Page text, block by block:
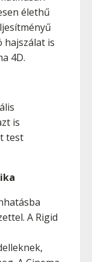
élethű
hajszálat is
4D.
is
test
A Rigid